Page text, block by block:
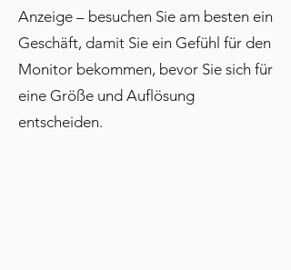
Anzeige – besuchen Sie am besten ein
Geschäft, damit Sie ein Gefühl für den
Monitor bekommen, bevor Sie sich für
eine Größe und Auflösung
entscheiden.